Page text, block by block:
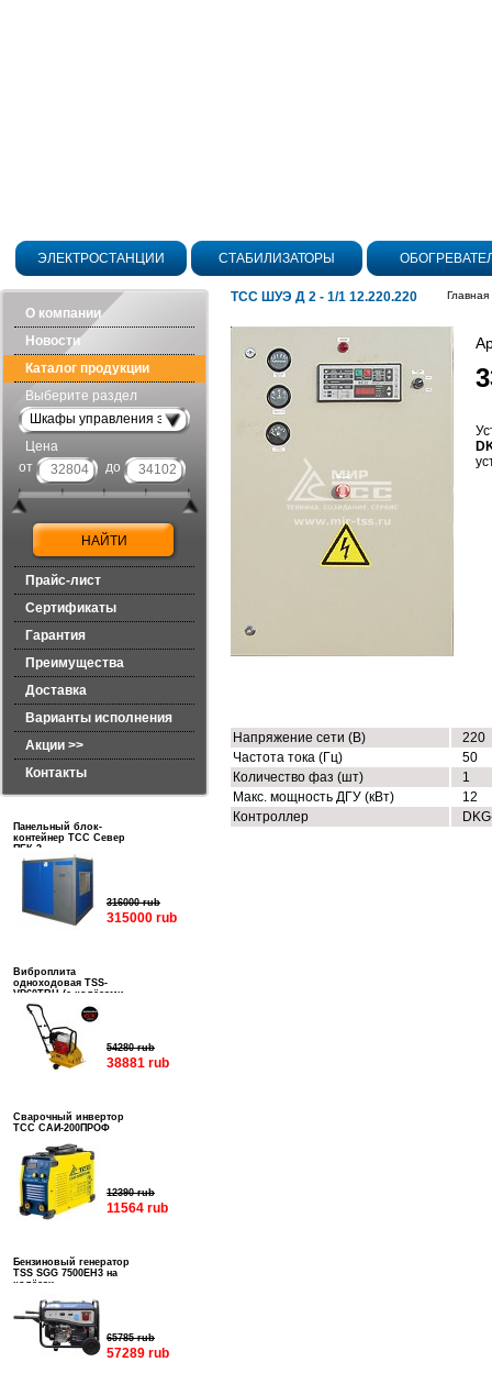
ЭЛЕКТРОСТАНЦИИ СТАБИЛИЗАТОРЫ
О компании
Новости
Каталог продукции
Выберите раздел
Шкафы управления электроагрегатом (ШУЭ)
Цена
от
до
Прайс-лист
Сертификаты
Гарантия
Преимущества
Доставка
Варианты исполнения
Акции >>
Контакты
Панельный блок-
контейнер ТСС Север
ПБК-3
316000 rub
315000 rub
Виброплита
одноходовая TSS-
VP60TRH (с колёсами,
баком и ковриком)
54280 rub
38881 rub
Сварочный инвертор
ТСС САИ-200ПРОФ
12390 rub
11564 rub
Бензиновый генератор
TSS SGG 7500EH3 на
колёсах
65785 rub
57289 rub
ТСС ШУЭ Д 2 - 1/1 12.220.220 Главная
Напряжение сети (В)
220
Частота тока (Гц)
50
Количество фаз (шт)
1
Макс. мощность ДГУ (кВт)
12
Контроллер